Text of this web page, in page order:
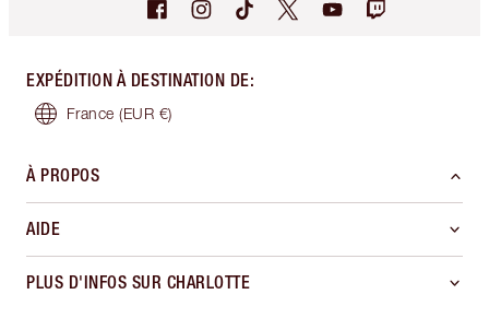
EXPÉDITION À DESTINATION DE:
France (EUR €)
À PROPOS
AIDE
PLUS D'INFOS SUR CHARLOTTE